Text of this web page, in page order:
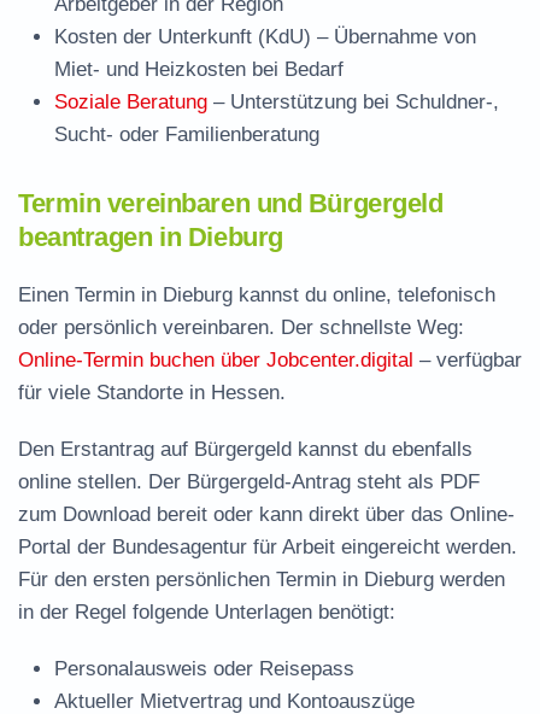
Kosten der Unterkunft (KdU) – Übernahme von
Miet- und Heizkosten bei Bedarf
Soziale Beratung – Unterstützung bei Schuldner-,
Sucht- oder Familienberatung
Termin vereinbaren und Bürgergeld
beantragen in Dieburg
Einen Termin in Dieburg kannst du online, telefonisch
oder persönlich vereinbaren. Der schnellste Weg:
Online-Termin buchen über Jobcenter.digital – verfügbar
für viele Standorte in Hessen.
Den Erstantrag auf Bürgergeld kannst du ebenfalls
online stellen. Der Bürgergeld-Antrag steht als PDF
zum Download bereit oder kann direkt über das Online-
Portal der Bundesagentur für Arbeit eingereicht werden.
Für den ersten persönlichen Termin in Dieburg werden
in der Regel folgende Unterlagen benötigt:
Personalausweis oder Reisepass
Aktueller Mietvertrag und Kontoauszüge